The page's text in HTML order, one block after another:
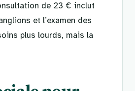
de 23 € inclut
et l’examen des
plus lourds, mais la